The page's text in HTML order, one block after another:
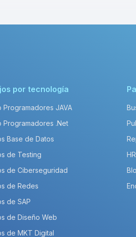
por tecnología
Programadores JAVA
Programadores .Net
Base de Datos
de Testing
de Ciberseguridad
de Redes
de SAP
de Diseño Web
de MKT Digital